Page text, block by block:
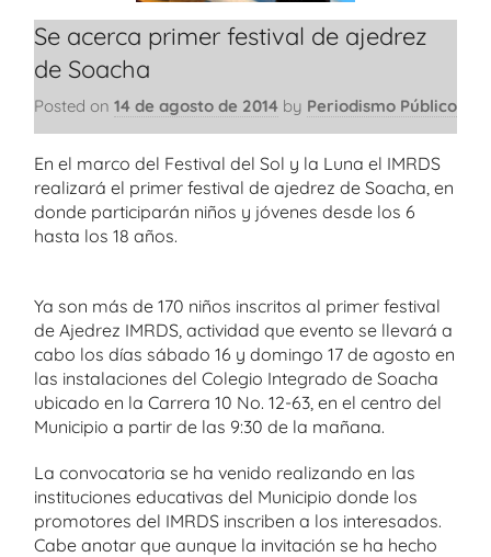
Se acerca primer festival de ajedrez
de Soacha
Posted on 14 de agosto de 2014 by Periodismo Público
En el marco del Festival del Sol y la Luna el IMRDS
realizará el primer festival de ajedrez de Soacha, en
donde participarán niños y jóvenes desde los 6
hasta los 18 años.
Ya son más de 170 niños inscritos al primer festival
de Ajedrez IMRDS, actividad que evento se llevará a
cabo los días sábado 16 y domingo 17 de agosto en
las instalaciones del Colegio Integrado de Soacha
ubicado en la Carrera 10 No. 12-63, en el centro del
Municipio a partir de las 9:30 de la mañana.
La convocatoria se ha venido realizando en las
instituciones educativas del Municipio donde los
promotores del IMRDS inscriben a los interesados.
Cabe anotar que aunque la invitación se ha hecho